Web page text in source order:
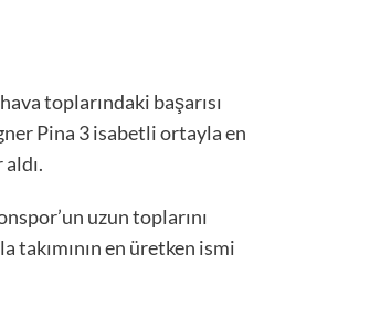
toplarındaki başarısı
Pina 3 isabetli ortayla en
uzun toplarını
takımının en üretken ismi